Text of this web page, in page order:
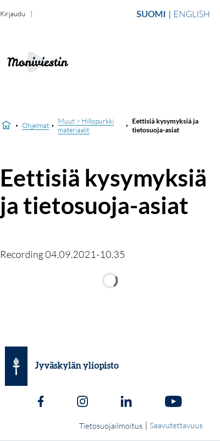
SUOMI ENGLISH
Kirjaudu
Ohjelmat
Muut > Hillopurkki
materiaalit
Eettisiä kysymyksiä ja
tietosuoja-asiat
Eettisiä kysymyksiä
ja tietosuoja-asiat
Recording 04.09.2021-10.35
Jyväskylän yliopisto
Tietosuojailmoitus | Saavutettavuus